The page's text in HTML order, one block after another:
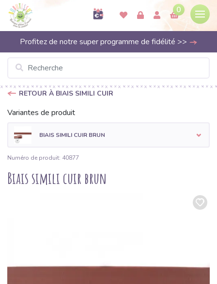
0
Profitez de notre super programme de fidélité >>
RETOUR À BIAIS SIMILI CUIR
Variantes de produit
BIAIS SIMILI CUIR BRUN
Numéro de produit: 40877
Biais simili cuir brun